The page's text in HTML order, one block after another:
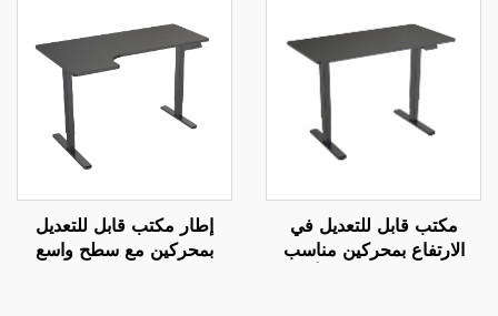
مكتب قابل للتعديل في
الارتفاع بمحركين مناسب
إطار مكتب قابل للتعديل
بمحركين مع سطح واسع